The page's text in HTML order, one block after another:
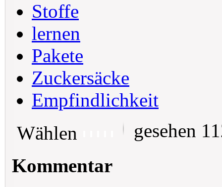
Stoffe
lernen
Pakete
Zuckersäcke
Empfindlichkeit
Wählen
gesehen
Kommentar